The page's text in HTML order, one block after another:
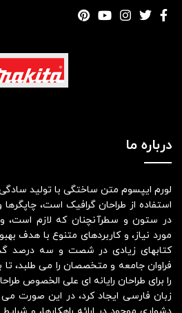
درباره ما
لورم ایپسوم متن ساختگی با تولید
استفاده از طراحان گرافیک است،
در ستون و سطرآنچنان که لازم است، و
مورد نیاز، و کاربردهای متنوع با هدف
کتابهای زیادی در شصت و سه درصد
فراوان جامعه و متخصصان را می طلبد، تا
را برای طراحان رایانه ای علی الخصوص
زبان فارسی ایجاد کرد، در این صورت